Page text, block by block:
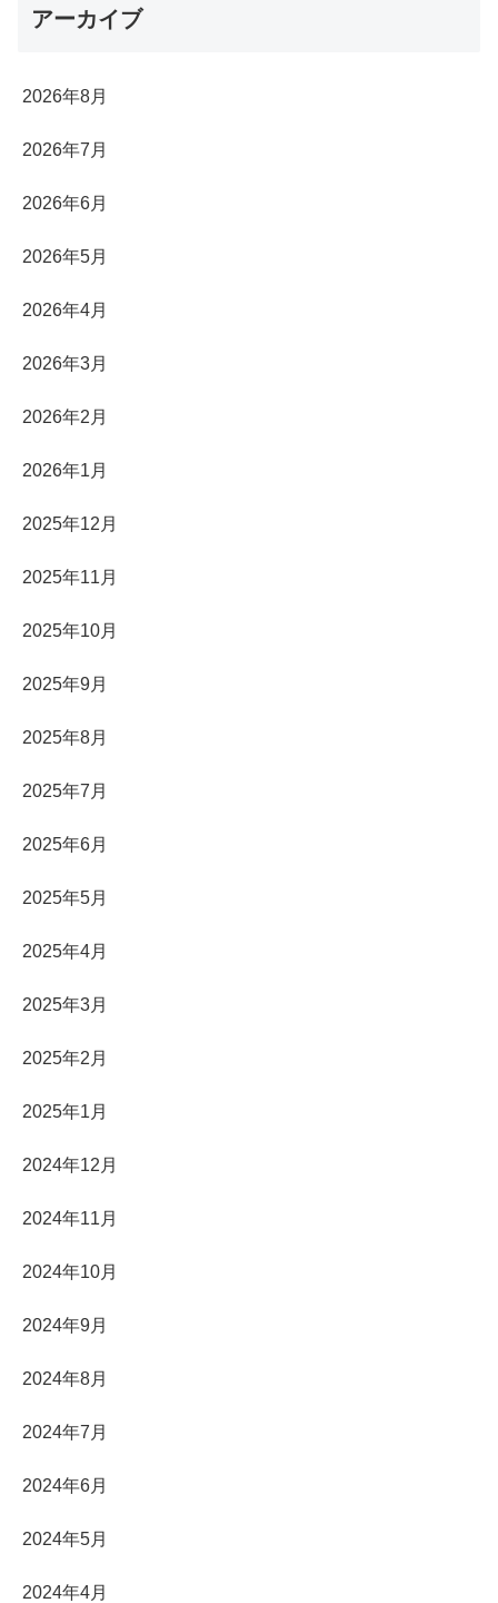
アーカイブ
2026年8月
2026年7月
2026年6月
2026年5月
2026年4月
2026年3月
2026年2月
2026年1月
2025年12月
2025年11月
2025年10月
2025年9月
2025年8月
2025年7月
2025年6月
2025年5月
2025年4月
2025年3月
2025年2月
2025年1月
2024年12月
2024年11月
2024年10月
2024年9月
2024年8月
2024年7月
2024年6月
2024年5月
2024年4月